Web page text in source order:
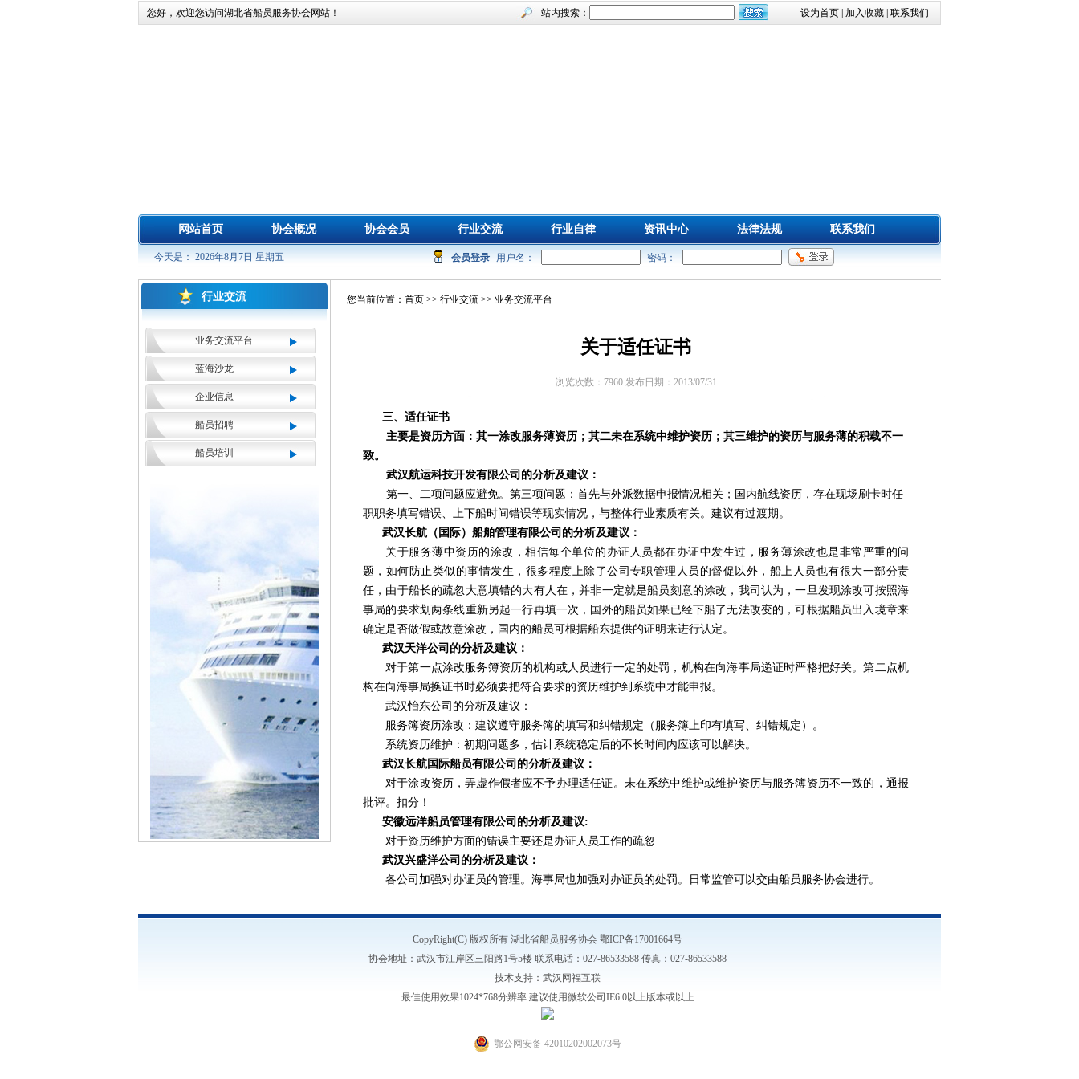
您好，欢迎您访问湖北省船员服务协会网站！ 站内搜索： 设为首页 加入收藏 联系我们
网站首页 协会概况 协会会员 行业交流 行业自律 资讯中心 法律法规 联系我们
今天是： 2026年8月7日 星期五 会员登录 用户名： 密码：
行业交流
业务交流平台
蓝海沙龙
企业信息
船员招聘
船员培训
您当前位置： 首页 >> 行业交流 >> 业务交流平台
关于适任证书
浏览次数：7960 发布日期：2013/07/31
三、适任证书
主要是资历方面：其一涂改服务薄资历；其二未在系统中维护资历；其三维护的资历与服务薄的积载不一
致。
武汉航运科技开发有限公司的分析及建议：
第一、二项问题应避免。第三项问题：首先与外派数据申报情况相关；国内航线资历，存在现场刷卡时任
职职务填写错误、上下船时间错误等现实情况，与整体行业素质有关。建议有过渡期。
武汉长航（国际）船舶管理有限公司的分析及建议：
关于服务薄中资历的涂改，相信每个单位的办证人员都在办证中发生过，服务薄涂改也是非常严重的问
题，如何防止类似的事情发生，很多程度上除了公司专职管理人员的督促以外，船上人员也有很大一部分责
任，由于船长的疏忽大意填错的大有人在，并非一定就是船员刻意的涂改，我司认为，一旦发现涂改可按照海
事局的要求划两条线重新另起一行再填一次，国外的船员如果已经下船了无法改变的，可根据船员出入境章来
确定是否做假或故意涂改，国内的船员可根据船东提供的证明来进行认定。
武汉天洋公司的分析及建议：
对于第一点涂改服务簿资历的机构或人员进行一定的处罚，机构在向海事局递证时严格把好关。第二点机
构在向海事局换证书时必须要把符合要求的资历维护到系统中才能申报。
武汉怡东公司的分析及建议：
服务簿资历涂改：建议遵守服务簿的填写和纠错规定（服务簿上印有填写、纠错规定）。
系统资历维护：初期问题多，估计系统稳定后的不长时间内应该可以解决。
武汉长航国际船员有限公司的分析及建议：
对于涂改资历，弄虚作假者应不予办理适任证。未在系统中维护或维护资历与服务簿资历不一致的，通报
批评。扣分！
安徽远洋船员管理有限公司的分析及建议:
对于资历维护方面的错误主要还是办证人员工作的疏忽
武汉兴盛洋公司的分析及建议：
各公司加强对办证员的管理。海事局也加强对办证员的处罚。日常监管可以交由船员服务协会进行。
CopyRight(C) 版权所有 湖北省船员服务协会 鄂ICP备17001664号
协会地址：武汉市江岸区三阳路1号5楼 联系电话：027-86533588 传真：027-86533588
技术支持： 武汉网福互联
最佳使用效果1024*768分辨率 建议使用微软公司IE6.0以上版本或以上
鄂公网安备 42010202002073号